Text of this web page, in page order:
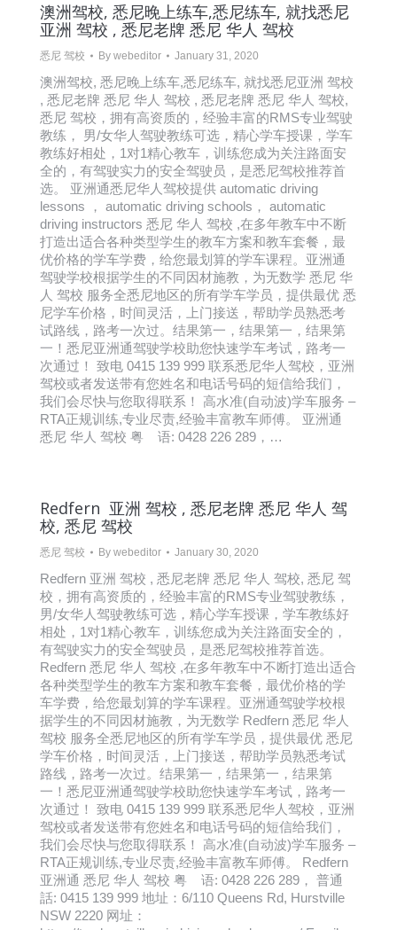
澳洲驾校, 悉尼晚上练车,悉尼练车, 就找悉尼
亚洲 驾校 , 悉尼老牌 悉尼 华人 驾校
悉尼 驾校 By webeditor January 31, 2020
澳洲驾校, 悉尼晚上练车,悉尼练车, 就找悉尼亚洲 驾校
, 悉尼老牌 悉尼 华人 驾校 , 悉尼老牌 悉尼 华人 驾校,
悉尼 驾校，拥有高资质的，经验丰富的RMS专业驾驶
教练， 男/女华人驾驶教练可选，精心学车授课，学车
教练好相处，1对1精心教车，训练您成为关注路面安
全的，有驾驶实力的安全驾驶员，是悉尼驾校推荐首
选。 亚洲通悉尼华人驾校提供 automatic driving
lessons ， automatic driving schools， automatic
driving instructors 悉尼 华人 驾校 ,在多年教车中不断
打造出适合各种类型学生的教车方案和教车套餐，最
优价格的学车学费，给您最划算的学车课程。亚洲通
驾驶学校根据学生的不同因材施教，为无数学 悉尼 华
人 驾校 服务全悉尼地区的所有学车学员，提供最优 悉
尼学车价格，时间灵活，上门接送，帮助学员熟悉考
试路线，路考一次过。结果第一，结果第一，结果第
一！悉尼亚洲通驾驶学校助您快速学车考试，路考一
次通过！ 致电 0415 139 999 联系悉尼华人驾校，亚洲
驾校或者发送带有您姓名和电话号码的短信给我们，
我们会尽快与您取得联系！ 高水准(自动波)学车服务 –
RTA正规训练,专业尽责,经验丰富教车师傅。 亚洲通
悉尼 华人 驾校 粤 语: 0428 226 289，…
Redfern 亚洲 驾校 , 悉尼老牌 悉尼 华人 驾
校, 悉尼 驾校
悉尼 驾校 By webeditor January 30, 2020
Redfern 亚洲 驾校 , 悉尼老牌 悉尼 华人 驾校, 悉尼 驾
校，拥有高资质的，经验丰富的RMS专业驾驶教练，
男/女华人驾驶教练可选，精心学车授课，学车教练好
相处，1对1精心教车，训练您成为关注路面安全的，
有驾驶实力的安全驾驶员，是悉尼驾校推荐首选。
Redfern 悉尼 华人 驾校 ,在多年教车中不断打造出适合
各种类型学生的教车方案和教车套餐，最优价格的学
车学费，给您最划算的学车课程。亚洲通驾驶学校根
据学生的不同因材施教，为无数学 Redfern 悉尼 华人
驾校 服务全悉尼地区的所有学车学员，提供最优 悉尼
学车价格，时间灵活，上门接送，帮助学员熟悉考试
路线，路考一次过。结果第一，结果第一，结果第
一！悉尼亚洲通驾驶学校助您快速学车考试，路考一
次通过！ 致电 0415 139 999 联系悉尼华人驾校，亚洲
驾校或者发送带有您姓名和电话号码的短信给我们，
我们会尽快与您取得联系！ 高水准(自动波)学车服务 –
RTA正规训练,专业尽责,经验丰富教车师傅。 Redfern
亚洲通 悉尼 华人 驾校 粤 语: 0428 226 289， 普通
話: 0415 139 999 地址：6/110 Queens Rd, Hurstville
NSW 2220 网址：